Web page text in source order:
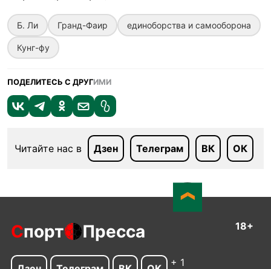
Б. Ли Гранд-Фаир единоборства и самооборона
Кунг-фу
ПОДЕЛИТЕСЬ С ДРУГИМИ
Читайте нас в Дзен Телеграм ВК ОК
Спорт Пресса 18+
+ 1